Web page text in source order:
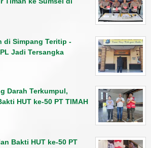
di Simpang Teritip -
Jadi Tersangka
Darah Terkumpul,
HUT ke-50 PT TIMAH
Bakti HUT ke-50 PT